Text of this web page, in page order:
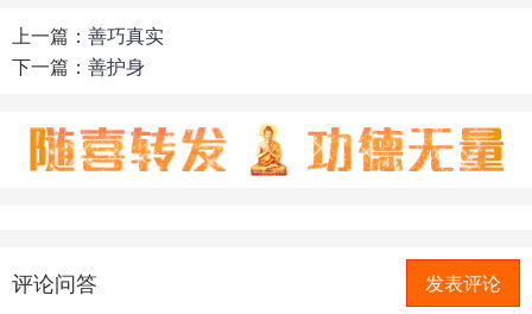
上一篇： 善巧真实
下一篇： 善护身
评论问答 发表评论